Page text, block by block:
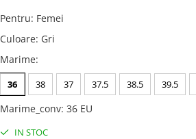
Pentru: Femei
Culoare: Gri
Marime:
36 38 37 37.5 38.5 39.5
Marime_conv: 36 EU
IN STOC